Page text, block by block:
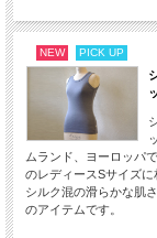
NEW PICK UP
ムランド、ヨーロッパ
のレディースSサイズに
シルク混の滑らかな肌
のアイテムです。